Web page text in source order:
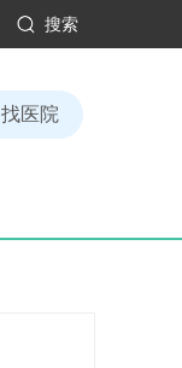
搜索
找医院